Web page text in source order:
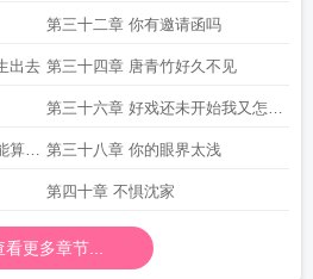
第三十二章 你有邀请函吗
出去 第三十四章 唐青竹好久不见
第三十六章 好戏还未开始我又怎会
离场
算的 第三十八章 你的眼界太浅
第四十章 不惧沈家
看更多章节...